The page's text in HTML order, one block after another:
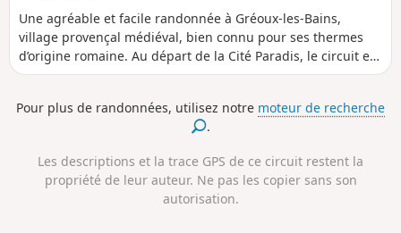
Une agréable et facile randonnée à Gréoux-les-Bains,
village provençal médiéval, bien connu pour ses thermes
d’origine romaine. Au départ de la Cité Paradis, le circuit en
boucle monte au Château Laval, mène aux ruines Pujol,
revient au départ par le centre de Gréoux-les-Bains.
Pour plus de randonnées, utilisez notre moteur de recherche
.
Les descriptions et la trace GPS de ce circuit restent la
propriété de leur auteur. Ne pas les copier sans son
autorisation.